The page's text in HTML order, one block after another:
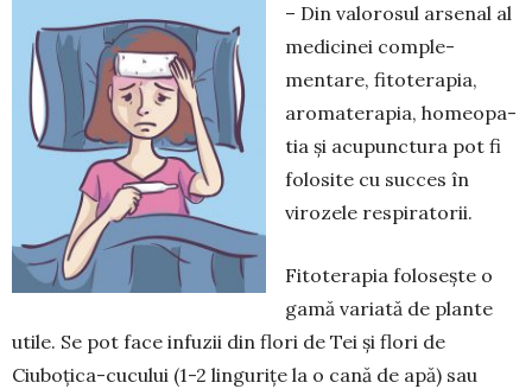
– Din valorosul arsenal al
medicinei com­ple­
mentare, fitoterapia,
aromaterapia, homeopa­
tia și acupunctura pot fi
folosite cu succes în
virozele respiratorii.
Fitoterapia folosește o
gamă variată de plante
utile. Se pot face infuzii din flori de Tei și flori de
Ciuboțica-cucului (1-2 lingurițe la o cană de apă) sau